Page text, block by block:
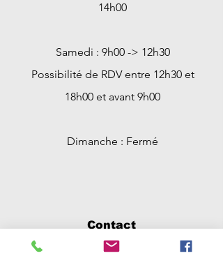
14h00
Samedi : 9h00 -> 12h30
Possibilité de RDV entre 12h30 et
18h00 et avant 9h00
Dimanche : Fermé
Contact